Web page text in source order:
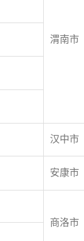
渭南市
汉中市
安康市
商洛市